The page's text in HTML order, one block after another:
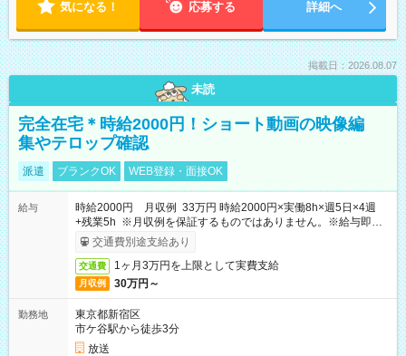
気になる！ 応募する 詳細へ
掲載日：2026.08.07
未読
完全在宅＊時給2000円！ショート動画の映像編
集やテロップ確認
派遣 ブランクOK WEB登録・面接OK
給与
時給2000円 月収例 33万円 時給2000円×実働8h×週5日×4週
+残業5h ※月収例を保証するものではありません。※給与即受
取りサービス利用可（利用条件有）
交通費別途支給あり
交通費 1ヶ月3万円を上限として実費支給
月収例 30万円～
勤務地
東京都新宿区
市ケ谷駅から徒歩3分
放送